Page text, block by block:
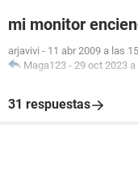
mi monitor
arjavivi - 11 abr 2009 a las
Maga123 - 29 oct 2023
31 respuestas